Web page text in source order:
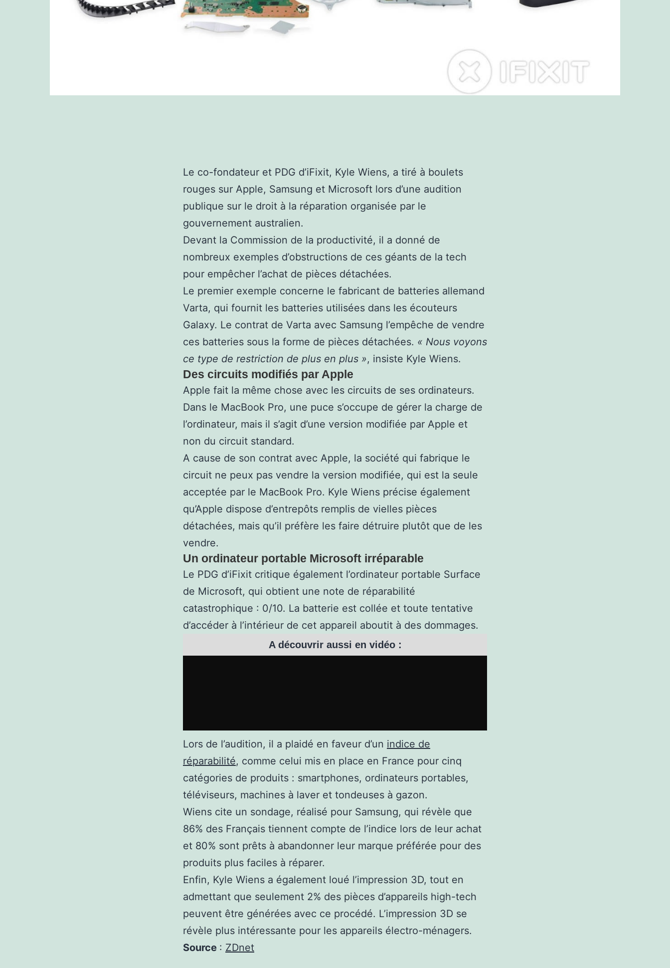
Le co-fondateur et PDG d’iFixit, Kyle Wiens, a tiré à boulets
rouges sur Apple, Samsung et Microsoft lors d’une audition
publique sur le droit à la réparation organisée par le
gouvernement australien.
Devant la Commission de la productivité, il a donné de
nombreux exemples d’obstructions de ces géants de la tech
pour empêcher l’achat de pièces détachées.
Le premier exemple concerne le fabricant de batteries allemand
Varta, qui fournit les batteries utilisées dans les écouteurs
Galaxy. Le contrat de Varta avec Samsung l’empêche de vendre
ces batteries sous la forme de pièces détachées. « Nous voyons
ce type de restriction de plus en plus », insiste Kyle Wiens.
Des circuits modifiés par Apple
Apple fait la même chose avec les circuits de ses ordinateurs.
Dans le MacBook Pro, une puce s’occupe de gérer la charge de
l’ordinateur, mais il s’agit d’une version modifiée par Apple et
non du circuit standard.
A cause de son contrat avec Apple, la société qui fabrique le
circuit ne peux pas vendre la version modifiée, qui est la seule
acceptée par le MacBook Pro. Kyle Wiens précise également
qu’Apple dispose d’entrepôts remplis de vielles pièces
détachées, mais qu’il préfère les faire détruire plutôt que de les
vendre.
Un ordinateur portable Microsoft irréparable
Le PDG d’iFixit critique également l’ordinateur portable Surface
de Microsoft, qui obtient une note de réparabilité
catastrophique : 0/10. La batterie est collée et toute tentative
d’accéder à l’intérieur de cet appareil aboutit à des dommages.
A découvrir aussi en vidéo :
Lors de l’audition, il a plaidé en faveur d’un indice de
réparabilité, comme celui mis en place en France pour cinq
catégories de produits : smartphones, ordinateurs portables,
téléviseurs, machines à laver et tondeuses à gazon.
Wiens cite un sondage, réalisé pour Samsung, qui révèle que
86% des Français tiennent compte de l’indice lors de leur achat
et 80% sont prêts à abandonner leur marque préférée pour des
produits plus faciles à réparer.
Enfin, Kyle Wiens a également loué l’impression 3D, tout en
admettant que seulement 2% des pièces d’appareils high-tech
peuvent être générées avec ce procédé. L’impression 3D se
révèle plus intéressante pour les appareils électro-ménagers.
Source : ZDnet